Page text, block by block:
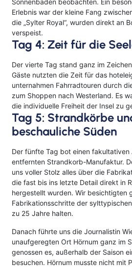
Erlebnis war der kleine Fang
die „Sylter Royal“, wurden direkt an
verspeist.
Tag 4: Zeit für die
Der vierte Tag stand ganz im
Gäste nutzten die Zeit für das
unternahmen Fahrradtouren durch
zum Shoppen nach Westerland. Es
die individuelle Freiheit der Insel zu
Tag 5: Strandkörbe
beschauliche Süden
Der fünfte Tag bot einen
entfernten Strandkorb-Manufaktur.
uns voller Stolz alles über die
die fast bis ins letzte Detail direkt in
hergestellt wurden. Wir besichtigten
Fabrikationsschritte der
zu 25 Jahre halten.
Danach führte uns die Journalistin
unaufgeregten Ort Hörnum ganz im
genossen es, außerhalb der Saison
besuchen. Hörnum musste nicht mit